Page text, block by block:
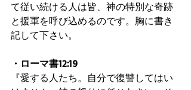
て従い続ける人は皆、神の特別な奇跡
と援軍を呼び込めるのです。胸に書き
記して下さい。
・ローマ書12:19
『愛する人たち。自分で復讐してはい